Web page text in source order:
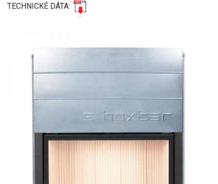
TECHNICKÉ DÁTA: